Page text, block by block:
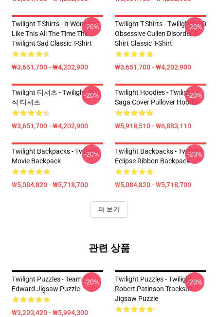
Twilight T-Shirts - It Wont Be
Like This All The Time The
Twilight Sad Classic T-Shirt
₩3,651,700 - ₩4,202,900
-20%
Twilight T-Shirts - Twilight OCD
Obsessive Cullen Disorder T-
Shirt Classic T-Shirt
₩3,651,700 - ₩4,202,900
-20%
Twilight 티셔츠 - Twilight 클래
식 티셔츠
₩3,651,700 - ₩4,202,900
-20%
Twilight Hoodies - Twilight
Saga Cover Pullover Hoodie
₩5,918,510 - ₩6,883,110
-20%
Twilight Backpacks - Twilight
Movie Backpack
₩5,084,820 - ₩5,718,700
-20%
Twilight Backpacks - Twilight
Eclipse Ribbon Backpack
₩5,084,820 - ₩5,718,700
-20%
더 보기
관련 상품
Twilight Puzzles - Team
Edward Jigsaw Puzzle
₩3,293,420 - ₩5,994,300
-20%
Twilight Puzzles - Twilight
Robert Patinson Tracksuit
Jigsaw Puzzle
-20%